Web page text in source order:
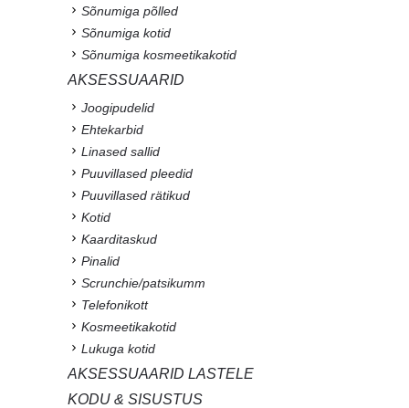
Sõnumiga põlled
Sõnumiga kotid
Sõnumiga kosmeetikakotid
AKSESSUAARID
Joogipudelid
Ehtekarbid
Linased sallid
Puuvillased pleedid
Puuvillased rätikud
Kotid
Kaarditaskud
Pinalid
Scrunchie/patsikumm
Telefonikott
Kosmeetikakotid
Lukuga kotid
AKSESSUAARID LASTELE
KODU & SISUSTUS